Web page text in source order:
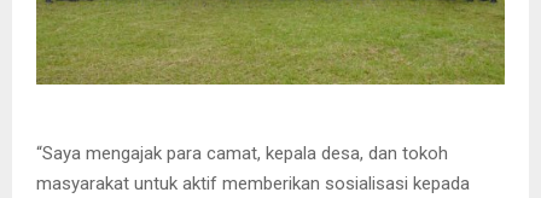
“Saya mengajak para camat, kepala desa, dan tokoh
masyarakat untuk aktif memberikan sosialisasi kepada